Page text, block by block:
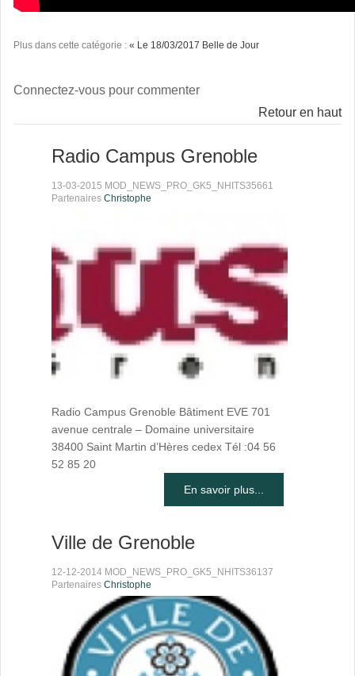
Plus dans cette catégorie : « Le 18/03/2017 Belle de Jour
Connectez-vous pour commenter
Retour en haut
Radio Campus Grenoble
13-03-2015 MOD_NEWS_PRO_GK5_NHITS35661
Partenaires Christophe
Radio Campus Grenoble Bâtiment EVE 701
avenue centrale – Domaine universitaire
38400 Saint Martin d’Hères cedex Tél :04 56
52 85 20
En savoir plus...
Ville de Grenoble
12-12-2014 MOD_NEWS_PRO_GK5_NHITS36137
Partenaires Christophe